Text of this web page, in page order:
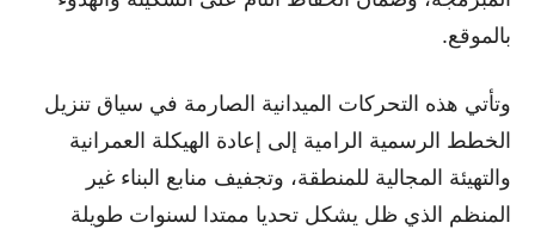
بالموقع.
وتأتي هذه التحركات الميدانية الصارمة في سياق تنزيل
الخطط الرسمية الرامية إلى إعادة الهيكلة العمرانية
والتهيئة المجالية للمنطقة، وتجفيف منابع البناء غير
المنظم الذي ظل يشكل تحديا ممتدا لسنوات طويلة